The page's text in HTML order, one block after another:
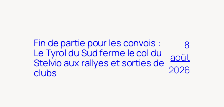
Fin de partie pour les convois :
Le Tyrol du Sud ferme le col du
Stelvio aux rallyes et sorties de
clubs
8
août
2026